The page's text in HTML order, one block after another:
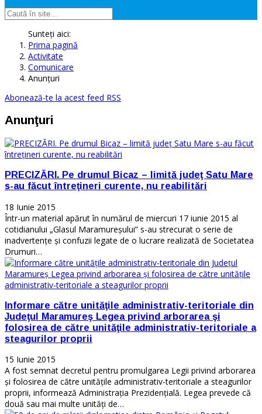
Sunteți aici:
Prima pagină
Activitate
Comunicare
Anunţuri
Abonează-te la acest feed RSS
Anunţuri
PRECIZĂRI. Pe drumul Bicaz – limită judeţ Satu Mare
s-au făcut întreţineri curente, nu reabilitări
18 Iunie 2015
Într-un material apărut în numărul de miercuri 17 iunie 2015 al
cotidianului „Glasul Maramureşului” s-au strecurat o serie de
inadvertenţe şi confuzii legate de o lucrare realizată de Societatea
Drumuri…
Informare către unităţile administrativ-teritoriale din
Judeţul Maramureş Legea privind arborarea şi
folosirea de către unităţile administrativ-teritoriale a
steagurilor proprii
15 Iunie 2015
A fost semnat decretul pentru promulgarea Legii privind arborarea
şi folosirea de către unităţile administrativ-teritoriale a steagurilor
proprii, informează Administraţia Prezidenţială. Legea prevede că
două sau mai multe unităţi de…